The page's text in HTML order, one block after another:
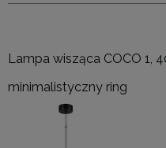
Lampa wisząca COCO 1,
minimalistyczny ring